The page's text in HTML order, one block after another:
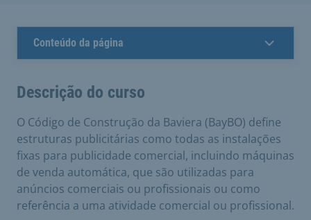
Conteúdo da página
Descrição do curso
O Código de Construção da Baviera (BayBO) define
estruturas publicitárias como todas as instalações
fixas para publicidade comercial, incluindo máquinas
de venda automática, que são utilizadas para
anúncios comerciais ou profissionais ou como
referência a uma atividade comercial ou profissional.